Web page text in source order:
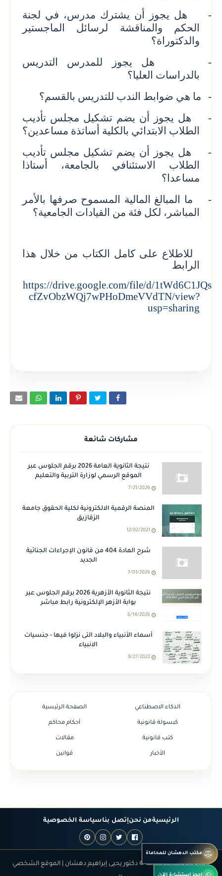
-
هل يجوز أن يشترك مدرس، في لجنة
الحكم والمناقشة لرسائل الماجستير
والدكتوراة؟
-
هل يجوز للمدرس التدريس
بالدراسات العليا؟
-
ما هي ضوابط الندب للتدريس بالقسم؟
-
هل يجوز أن يضم تشكيل مجلس تأديب
الطلاب الابتدائي بالكلية أساتذة مساعدين؟
-
هل يجوز أن يضم تشكيل مجلس تأديب
الطلاب الاستئنافي بالجامعة، أستاذا
مساعدا؟
-
ما المبالغ المالية المسموح صرفها بالأمر
المباشر، لكل فئة من القيادات الجامعية؟
للاطلاع على كامل الكتاب من خلال هذا
الرابط
https://drive.google.com/file/d/1tWd6C1JQs
cfZvObzWQj7wPHoDmeVVdTN/view?
usp=sharing
مشاركات شائعة
نتيجة الثانوية العامة 2026 برقم الجلوس عبر
الموقع الرسمي لوزارة التربية والتعليم
7/21/2026
المنصة الرقمية الالكترونية لكلية الحقوق جامعة
الزقازيق
12/02/2021
شرح المادة 404 من قانون الإجراءات الجنائية
الجديد
7/01/2026
نتيجة الثانوية الأزهرية 2026 برقم الجلوس عبر
بوابة الأزهر الإلكترونية رابط مباشر
6/14/2026
أسماء الأنبياء والبلاد التى نزلوا فيها - جنسيات
الانبياء
9/27/2022
الصفحة الرئيسية الذكاء الاصطناعي
أحكام محاكم كبسولة قانونية
مقالات كتب قانونية
قوانين الأخبار
الرئيسيةمن نحنإتصل بناسياسة الخصوصية
جميع الحقوق محفوظة © دكتور يحيى إبراهيم دهشان | الموقع الشخصي
احجز استشارة الآن